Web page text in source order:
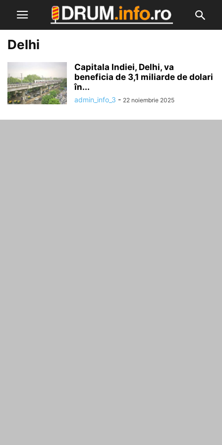
Delhi
Capitala Indiei, Delhi, va
beneficia de 3,1 miliarde de dolari
în...
admin_info_3 - 22 noiembrie 2025